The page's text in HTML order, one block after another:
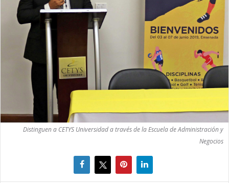
Distinguen a CETYS Universidad a través de la Escuela de Administración y
Negocios